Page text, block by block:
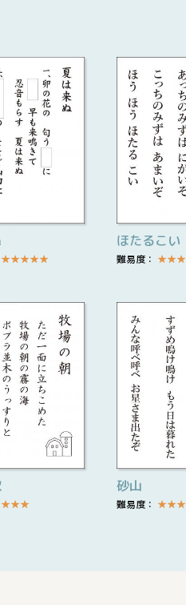
★★★★★
ほたるこい
難易度： ★★★
★★★
砂山
難易度： ★★★